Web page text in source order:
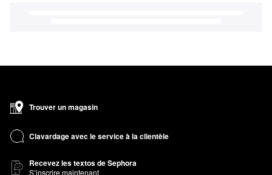
Trouver un magasin
Clavardage avec le service à la clientèle
Recevez les textos de Sephora
S’inscrire maintenant